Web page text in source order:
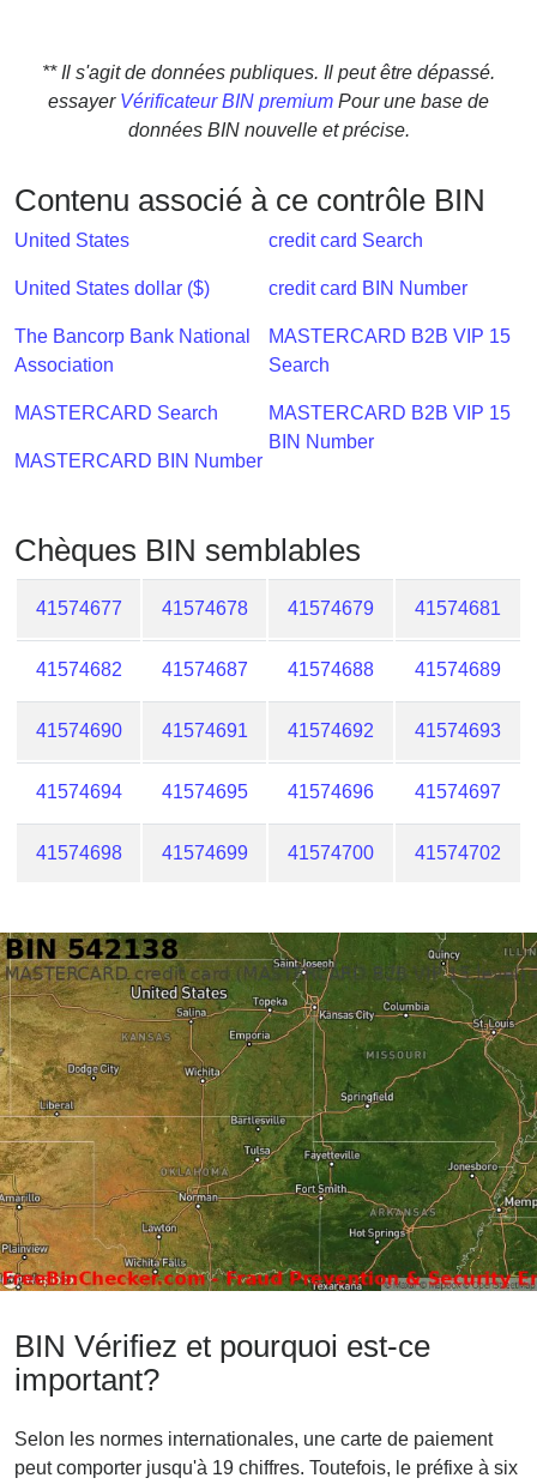
Lookup
Validator
** Il s'agit de données publiques. Il peut être dépassé.
essayer Vérificateur BIN premium Pour une base de
données BIN nouvelle et précise.
Contenu associé à ce contrôle BIN
United States
United States dollar ($)
The Bancorp Bank National
Association
MASTERCARD Search
MASTERCARD BIN Number
credit card Search
credit card BIN Number
MASTERCARD B2B VIP 15
Search
MASTERCARD B2B VIP 15
BIN Number
Chèques BIN semblables
41574677 41574678 41574679 41574681
41574682 41574687 41574688 41574689
41574690 41574691 41574692 41574693
41574694 41574695 41574696 41574697
41574698 41574699 41574700 41574702
BIN Vérifiez et pourquoi est-ce
important?
Selon les normes internationales, une carte de paiement
peut comporter jusqu'à 19 chiffres. Toutefois, le préfixe à six